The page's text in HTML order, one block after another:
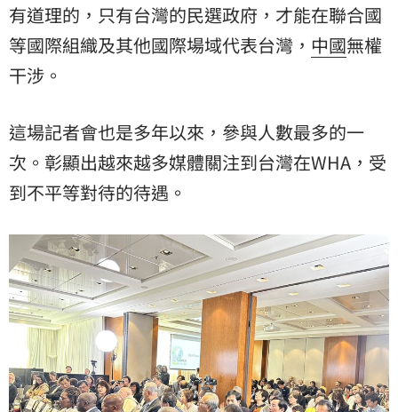
有道理的，只有台灣的民選政府，才能在聯合國
等國際組織及其他國際場域代表台灣， 中國無權
干涉。
這場記者會也是多年以來，參與人數最多的一
次。彰顯出越來越多媒體關注到台灣在WHA，受
到不平等對待的待遇。